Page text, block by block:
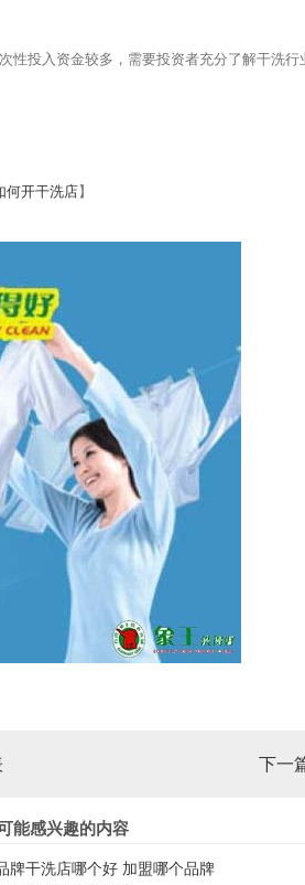
投入资金较多，需要投资者充分了解干洗行
何开干洗店】
下一
能感兴趣的内容
牌干洗店哪个好 加盟哪个品牌